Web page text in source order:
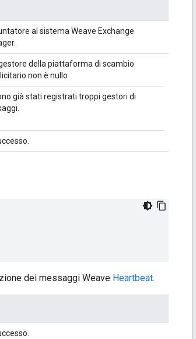
al sistema Weave Exchange
della piattaforma di scambio
non è nullo
già stati registrati troppi gestori di
dei messaggi Weave Heartbeat.